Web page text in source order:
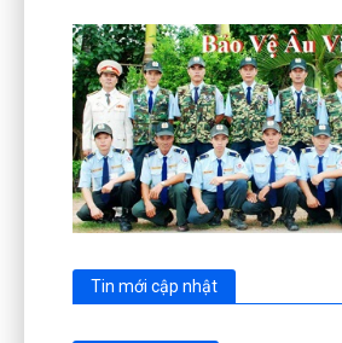
Tin mới cập nhật